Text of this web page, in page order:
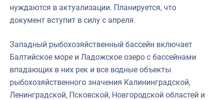
Укрепление духовно-нравственных ценностей
События в России и мире
нуждаются в актуализации. Планируется, что
документ вступит в силу с апреля.
Западный рыбохозяйственный бассейн включает
Балтийское море и Ладожское озеро с бассейнами
впадающих в них рек и все водные объекты
рыбохозяйственного значения Калининградской,
Ленинградской, Псковской, Новгородской областей и